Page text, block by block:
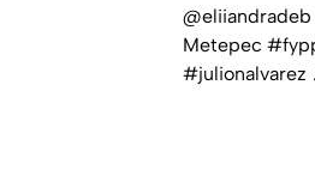
@eliiandradeb
Metepec
#julionalvarez